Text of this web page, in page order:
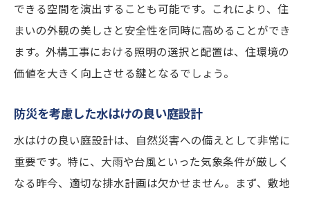
できる空間を演出することも可能です。これにより、住
まいの外観の美しさと安全性を同時に高めることができ
ます。外構工事における照明の選択と配置は、住環境の
価値を大きく向上させる鍵となるでしょう。
防災を考慮した水はけの良い庭設計
水はけの良い庭設計は、自然災害への備えとして非常に
重要です。特に、大雨や台風といった気象条件が厳しく
なる昨今、適切な排水計画は欠かせません。まず、敷地